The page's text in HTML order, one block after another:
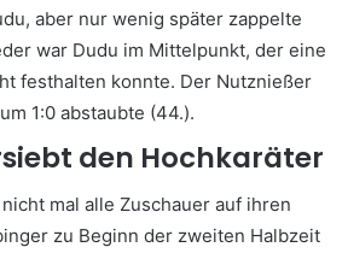
aber nur wenig später zappelte
war Dudu im Mittelpunkt, der eine
festhalten konnte. Der Nutznießer
1:0 abstaubte (44.).
den Hochkaräter
mal alle Zuschauer auf ihren
zu Beginn der zweiten Halbzeit